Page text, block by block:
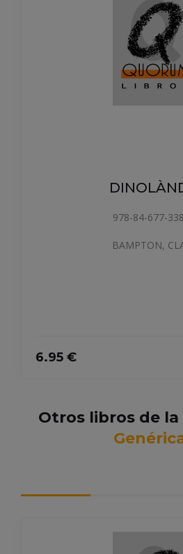
DINOLÀNDIA
978-84-677-3384-6
BAMPTON, CLAIRE
6.95 €
Otros libros de la